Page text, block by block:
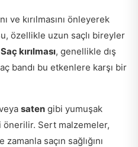
ve kırılmasını önleyerek
özellikle uzun saçlı bireyler
Saç kırılması, genellikle dış
bandı bu etkenlere karşı bir
saten gibi yumuşak
Sert malzemeler,
saçın sağlığını